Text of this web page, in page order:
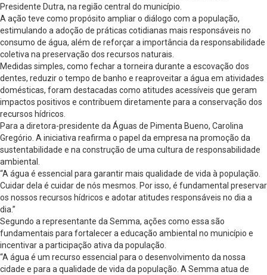
Presidente Dutra, na região central do município.
A ação teve como propósito ampliar o diálogo com a população,
estimulando a adoção de práticas cotidianas mais responsáveis no
consumo de água, além de reforçar a importância da responsabilidade
coletiva na preservação dos recursos naturais.
Medidas simples, como fechar a torneira durante a escovação dos
dentes, reduzir o tempo de banho e reaproveitar a água em atividades
domésticas, foram destacadas como atitudes acessíveis que geram
impactos positivos e contribuem diretamente para a conservação dos
recursos hídricos.
Para a diretora-presidente da Águas de Pimenta Bueno, Carolina
Gregório. A iniciativa reafirma o papel da empresa na promoção da
sustentabilidade e na construção de uma cultura de responsabilidade
ambiental.
“A água é essencial para garantir mais qualidade de vida à população.
Cuidar dela é cuidar de nós mesmos. Por isso, é fundamental preservar
os nossos recursos hídricos e adotar atitudes responsáveis no dia a
dia.”
Segundo a representante da Semma, ações como essa são
fundamentais para fortalecer a educação ambiental no município e
incentivar a participação ativa da população.
“A água é um recurso essencial para o desenvolvimento da nossa
cidade e para a qualidade de vida da população. A Semma atua de